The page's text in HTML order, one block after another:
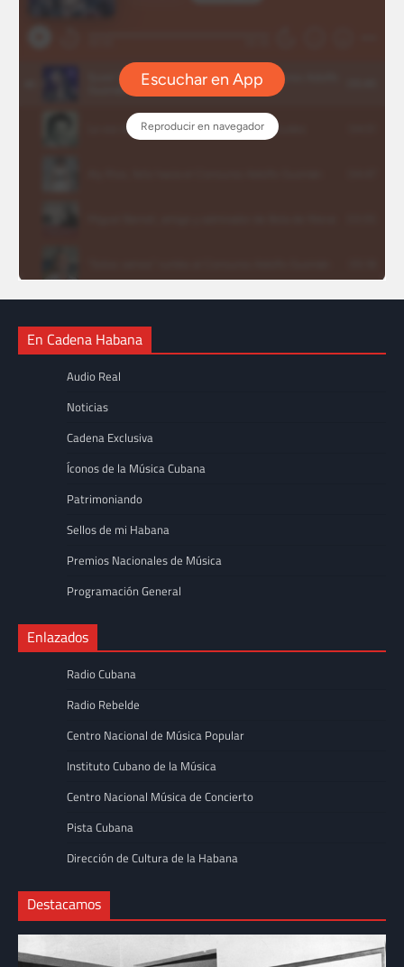
En Cadena Habana
Audio Real
Noticias
Cadena Exclusiva
Íconos de la Música Cubana
Patrimoniando
Sellos de mi Habana
Premios Nacionales de Música
Programación General
Enlazados
Radio Cubana
Radio Rebelde
Centro Nacional de Música Popular
Instituto Cubano de la Música
Centro Nacional Música de Concierto
Pista Cubana
Dirección de Cultura de la Habana
Destacamos